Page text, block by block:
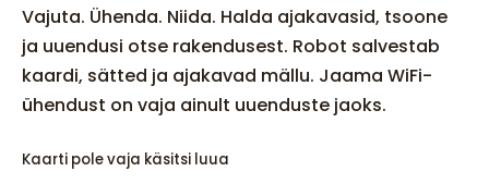
Vajuta. Ühenda. Niida. Halda ajakavasid, tsoone
ja uuendusi otse rakendusest. Robot salvestab
kaardi, sätted ja ajakavad mällu. Jaama WiFi-
ühendust on vaja ainult uuenduste jaoks.
Kaarti pole vaja käsitsi luua